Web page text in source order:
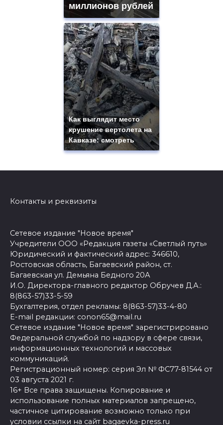
миллионов рублей
Как выглядит место
крушение вертолета на
Кавказе: смотреть
Контакты и реквизиты
Сетевое издание "Новое время"
Учредители ООО «Редакция газеты «Светлый путь»
Юридический и фактический адрес: 346610,
Ростовская область, Багаевский район, ст.
Багаевская ул. Демьяна Бедного 20А
И.О. Директора-главного редактор Обручев Д.А.:
8(863-57)33-5-59
Бухгалтерия, отдел рекламы: 8(863-57)33-4-80
E-mail редакции: conon65@mail.ru
Сетевое издание "Новое время" зарегистрировано
Федеральной службой по надзору в сфере связи,
информационных технологий и массовых
коммуникаций.
Регистрационный номер: серия Эл № ФС77-81544 от
03 августа 2021 г.
16+ Все права защищены. Копирование и
использование полных материалов запрещено,
частичное цитирование возможно только при
условии ссылки на сайт bagaevka-press.ru